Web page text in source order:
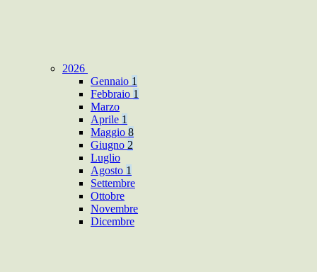
2026
Gennaio 1
Febbraio 1
Marzo
Aprile 1
Maggio 8
Giugno 2
Luglio
Agosto 1
Settembre
Ottobre
Novembre
Dicembre